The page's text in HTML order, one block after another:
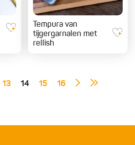
Tempura van
tijgergarnalen met
rellish
13 14 15 16